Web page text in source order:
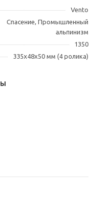
Vento
Спасение, Промышленный
альпинизм
1350
335х48х50 мм (4 ролика)